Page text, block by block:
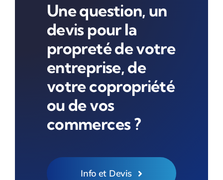
Une question, un
devis pour la
propreté de votre
entreprise, de
votre copropriété
ou de vos
commerces ?
Info et Devis